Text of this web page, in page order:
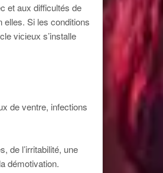
et aux difficultés de
elles. Si les conditions
vісіеuх s’installe
de ventre, infections
de l’irritabilité, une
démotivation.